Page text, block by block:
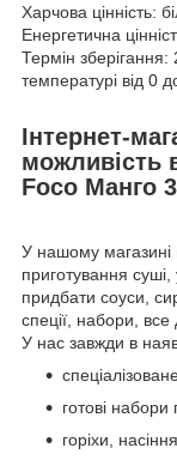
Харчова цінність:
Енергетична
Термін зберігання:
температурі від 0
Інтернет-
можливість
Foco Манго
У нашому магазині
приготування суші,
придбати соуси,
спеції, набори, все
У нас завжди в
готові набори
горіхи,